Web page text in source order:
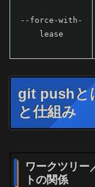
--force-with-
lease
git pushと
と仕組み
ワークツリー
トの関係